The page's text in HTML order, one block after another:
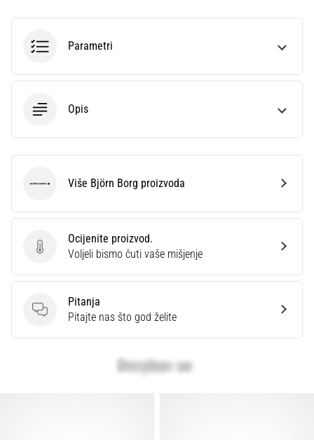
Parametri
Opis
Ocijenite proizvod.
Ocijenite proizvod.
Voljeli bismo čuti vaše mišjenje
Pitanja
Pitanja
Pitajte nas što god želite
Björn BorgViše Björn Borg proizvoda